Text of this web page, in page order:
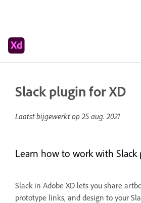
Slack plugin for XD
Laatst bijgewerkt op25 aug. 2021
Learn how to work with Slack
Slack in Adobe XD lets you share
prototype links, and design to your